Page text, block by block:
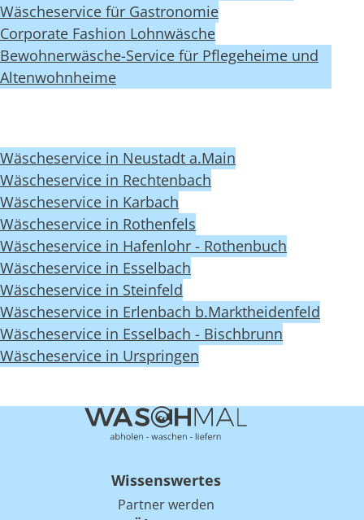
Wäscheservice für Gastronomie
Corporate Fashion Lohnwäsche
Bewohnerwäsche-Service für Pflegeheime und
Altenwohnheime
Wäscheservice in Neustadt a.Main
Wäscheservice in Rechtenbach
Wäscheservice in Karbach
Wäscheservice in Rothenfels
Wäscheservice in Hafenlohr - Rothenbuch
Wäscheservice in Esselbach
Wäscheservice in Steinfeld
Wäscheservice in Erlenbach b.Marktheidenfeld
Wäscheservice in Esselbach - Bischbrunn
Wäscheservice in Urspringen
Wissenswertes
Partner werden